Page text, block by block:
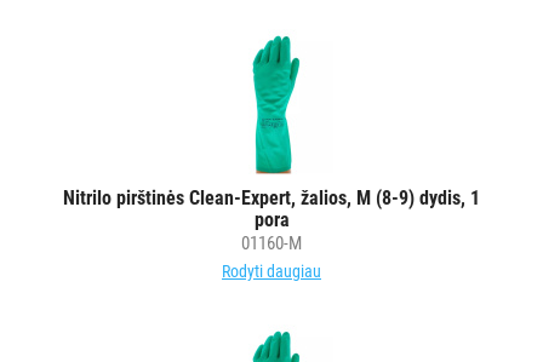
Nitrilo pirštinės Clean-Expert, žalios, M (8-9) dydis, 1
pora
01160-M
Rodyti daugiau